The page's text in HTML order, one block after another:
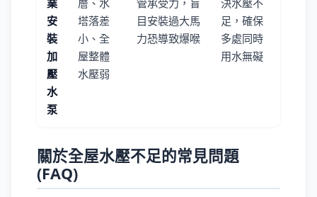
業
安
裝
加
壓
水
泵
層、水
塔落差
小、全
屋整體
水壓弱
管承受力，盲
目安裝過大馬
力恐導致爆喉
決水壓不
足，確保
多處同時
用水無礙
關於全屋水壓不足的常見問題
(FAQ)